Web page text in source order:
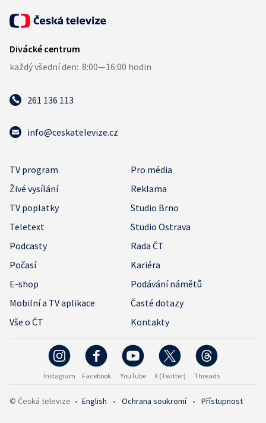
261 136 113
info@ceskatelevize.cz
TV program
Pro média
Živé vysílání
Reklama
TV poplatky
Studio Brno
Teletext
Studio Ostrava
Podcasty
Rada ČT
Počasí
Kariéra
E-shop
Podávání námětů
Mobilní a TV aplikace
Časté dotazy
Vše o ČT
Kontakty
Instagram Facebook YouTube X (Twitter) Threads
© Česká televize • English • Ochrana soukromí • Přístupnost